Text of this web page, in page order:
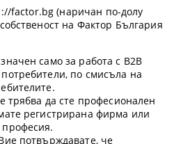
factor.bg (наричан по-долу
собственост на Фактор България
само за работа с B2B
по смисъла на
трябва да сте професионален
регистрирана фирма или
потвърждавате, че